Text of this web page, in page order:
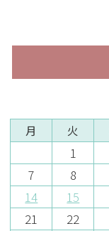
月 火
1
7
8
14
15
21
22